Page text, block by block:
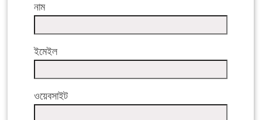
নাম
ইমেইল
ওয়েবসাইট